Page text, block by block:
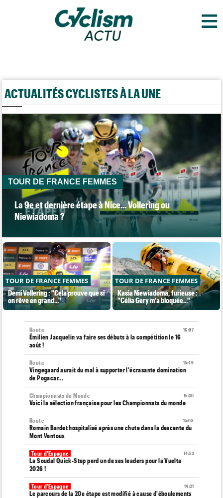
≡
ACTUALITÉS CYCLISTES À LA UNE
TOUR DE FRANCE FEMMES
La 9e et dernière étape à Nice... Vollering ou
Niewiadoma ?
TOUR DE FRANCE FEMMES
Demi Vollering : "Cela prouve que si
on rêve en grand..."
TOUR DE FRANCE FEMMES
Kasia Niewiadoma, furieuse :
"Célia Gery m'a bloquée..."
16:07
Route
Émilien Jacquelin va faire ses débuts à la compétition le 16
août !
15:49
Route
Vingegaard aurait du mal à supporter l'écrasante domination
de Pogacar...
15:30
Championnats du Monde
Voici la sélection française pour les Championnats du monde
15:08
Route
Romain Bardet hospitalisé après une chute dans la descente du
Mont Ventoux
14:53
Tour d'Espagne
La Soudal Quick-Step perd un de ses leaders pour la Vuelta
2026 !
14:31
Tour d'Espagne
Le parcours de la 20e étape est modifié à cause d'éboulements